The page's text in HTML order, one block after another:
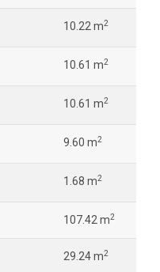
10.22 m2
10.61 m2
10.61 m2
9.60 m2
1.68 m2
107.42 m2
29.24 m2